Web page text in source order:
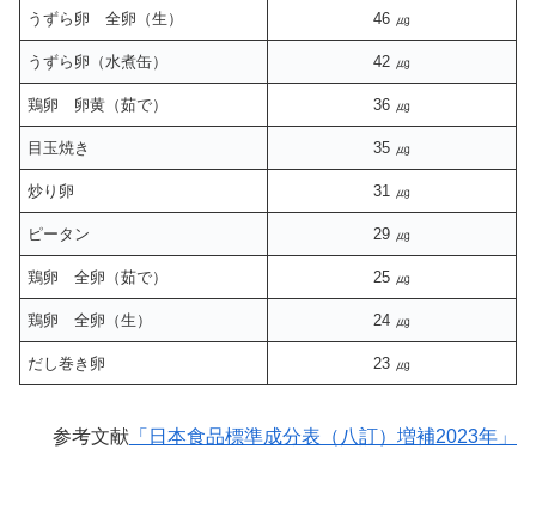
うずら卵 全卵（生） 46 ㎍
うずら卵（水煮缶） 42 ㎍
鶏卵 卵黄（茹で） 36 ㎍
目玉焼き 35 ㎍
炒り卵 31 ㎍
ピータン 29 ㎍
鶏卵 全卵（茹で） 25 ㎍
鶏卵 全卵（生） 24 ㎍
だし巻き卵 23 ㎍
参考文献 「日本食品標準成分表（八訂）増補2023年」